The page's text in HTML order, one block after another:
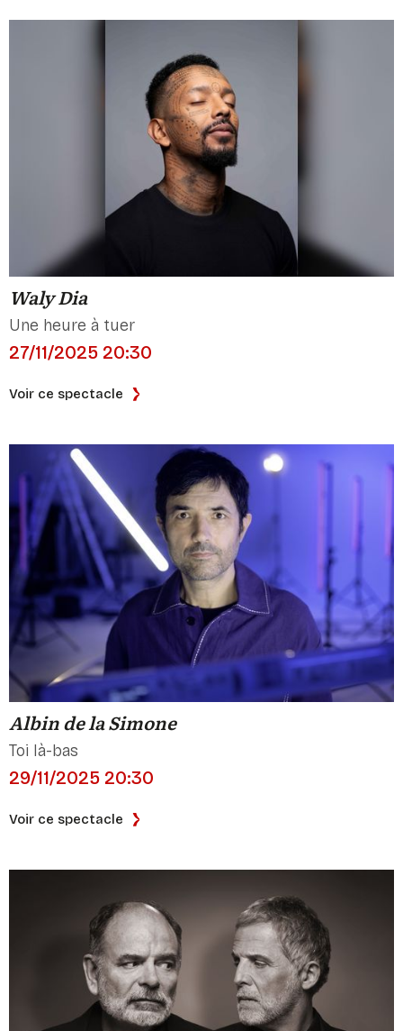
Waly Dia
Une heure à tuer
27/11/2025 20:30
Voir ce spectacle
Albin de la Simone
Toi là-bas
29/11/2025 20:30
Voir ce spectacle